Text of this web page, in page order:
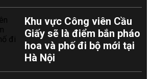
Khu vực Công viên Cầu
Giấy sẽ là điểm bắn pháo
hoa và phố đi bộ mới tại
Hà Nội